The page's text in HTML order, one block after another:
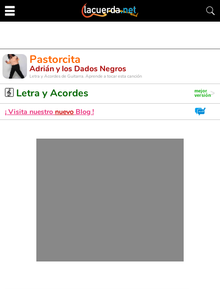
Pastorcita
Adrián y los Dados Negros
Letra y Acordes de Guitarra. Aprende a tocar esta canción
Letra y Acordes
¡ Visita nuestro nuevo Blog !